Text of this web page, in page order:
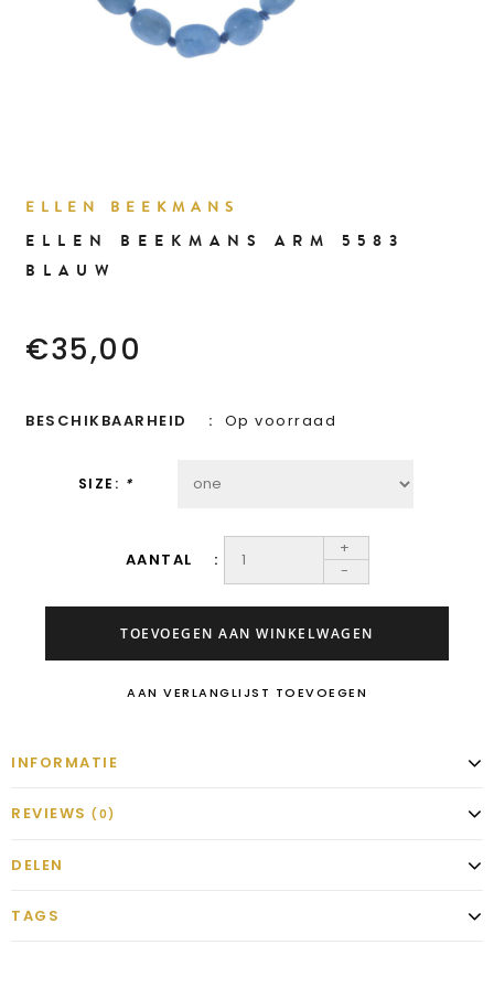
ELLEN BEEKMANS
ELLEN BEEKMANS ARM 5583
BLAUW
€35,00
BESCHIKBAARHEID Op voorraad
SIZE: *
AANTAL
+
-
TOEVOEGEN AAN WINKELWAGEN
AAN VERLANGLIJST TOEVOEGEN
INFORMATIE
REVIEWS (0)
DELEN
TAGS